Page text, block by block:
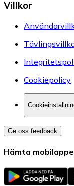
Villkor
Cookiepolicy
Ge oss feedback
Hämta